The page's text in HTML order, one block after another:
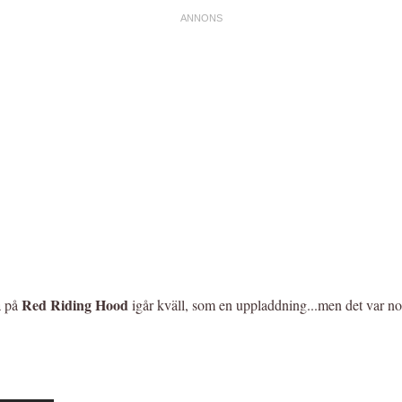
påRed Riding Hoodigår kväll, som en uppladdning...men det var